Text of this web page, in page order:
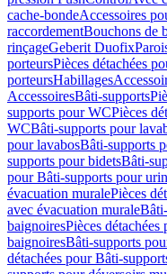
cache-bondeAccessoires
raccordementBouchons de
rinçageGeberit Duofix
porteursPièces détachées
porteursHabillages
AccessoiresBâti-supports
supports pour WCPièces
WCBâti-supports pour
pour lavabosBâti-supports
supports pour bidetsBâti-
pour Bâti-supports pour
évacuation muralePièces
avec évacuation murale
baignoiresPièces
baignoiresBâti-supports
détachées pour Bâti-